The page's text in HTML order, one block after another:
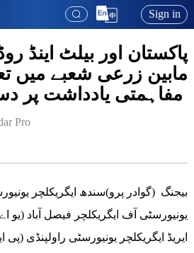
Sign in
پاکستان اور بیلٹ اینڈ
مابین زرعی شعبے میں
مفاہمتی یادداشت پر
Pro
بیجنگ (گوادر پرو)سندھ ایگریکلچر
یونیورسٹی آف ایگریکلچر فیصل آباد (یو
ایریڈ ایگریکلچر یونیورسٹی راولپنڈی